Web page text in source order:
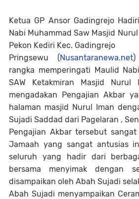
Ketua GP Ansor Gadingrejo
Nabi Muhammad Saw Masjid
Pekon Kediri Kec. Gadingrejo
Pringsewu (Nusantaranewa.net)
rangka memperingati Maulid
SAW Ketakmiran Masjid Nurul
mengadakan Pengajian Akbar
halaman masjid Nurul Iman
Sujadi Saddad dari Pagelaran ,
Pengajian Akbar tersebut
Jamaah yang sangat antusias
seluruh yang hadir dari
bersama menyimak dengan
disampaikan oleh Abah Sujadi
Abah Sujadi menyampaikan